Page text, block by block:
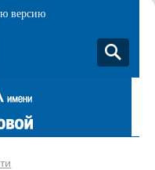
версию